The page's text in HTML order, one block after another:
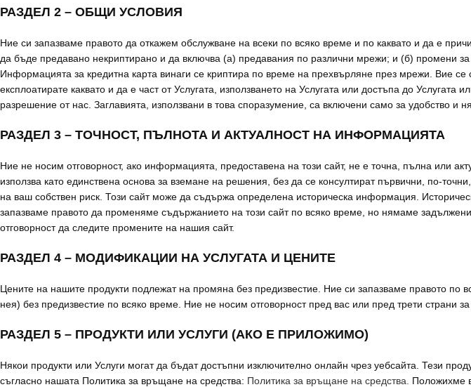
РАЗДЕЛ 2 – ОБЩИ УСЛОВИЯ
Ние си запазваме правото да откажем обслужване на всеки по всяко време и по каквато и да е
да бъде предавано некриптирано и да включва (а) предавания по различни мрежи; и (б) промени
Информацията за кредитна карта винаги се криптира по време на прехвърляне през мрежи. Вие
експлоатирате каквато и да е част от Услугата, използването на Услугата или достъпа до
разрешение от нас. Заглавията, използвани в това споразумение, са включени само за удобство и
РАЗДЕЛ 3 – ТОЧНОСТ, ПЪЛНОТА И АКТУАЛНОСТ НА ИНФОРМАЦИЯТА
Ние не носим отговорност, ако информацията, предоставена на този сайт, не е точна, пълна или
използва като единствена основа за вземане на решения, без да се консултират първични, по-
на ваш собствен риск. Този сайт може да съдържа определена историческа информация.
запазваме правото да променяме съдържанието на този сайт по всяко време, но нямаме
отговорност да следите промените на нашия сайт.
РАЗДЕЛ 4 – МОДИФИКАЦИИ НА УСЛУГАТА И ЦЕНИТЕ
Цените на нашите продукти подлежат на промяна без предизвестие. Ние си запазваме правото
нея) без предизвестие по всяко време. Ние не носим отговорност пред вас или пред трети страни
РАЗДЕЛ 5 – ПРОДУКТИ ИЛИ УСЛУГИ (АКО Е ПРИЛОЖИМО)
Някои продукти или Услуги могат да бъдат достъпни изключително онлайн чрез уебсайта. Тези
съгласно нашата Политика за връщане на средства: Политика за връщане на средства.
Положихме